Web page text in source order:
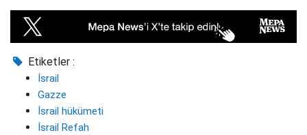
Etiketler :
İsrail
Gazze
İsrail hükümeti
İsrail Refah